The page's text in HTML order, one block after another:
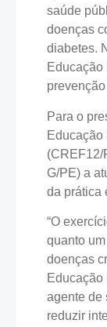
saúde
doenças
diabetes.
Educação
Para o
Educação
(CREF12/
G/PE) a
da prática
“O
quanto
doenças
Educação
agente de
reduzir